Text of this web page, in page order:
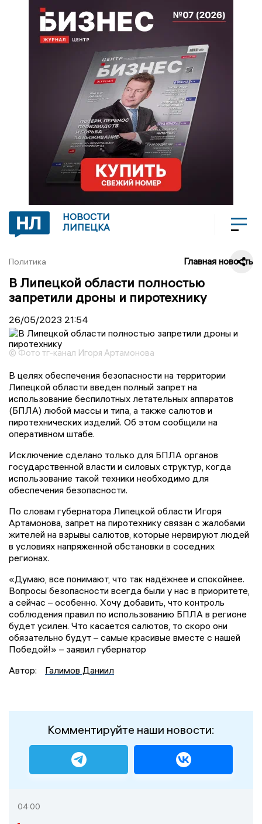
НОВОСТИ
ЛИПЕЦКА
Политика Главная новость
В Липецкой области полностью
запретили дроны и пиротехнику
26/05/2023 21:54
© Фото тг-канал Игоря Артамонова
В целях обеспечения безопасности на территории
Липецкой области введен полный запрет на
использование беспилотных летательных аппаратов
(БПЛА) любой массы и типа, а также салютов и
пиротехнических изделий. Об этом сообщили на
оперативном штабе.
Исключение сделано только для БПЛА органов
государственной власти и силовых структур, когда
использование такой техники необходимо для
обеспечения безопасности.
По словам губернатора Липецкой области Игоря
Артамонова, запрет на пиротехнику связан с жалобами
жителей на взрывы салютов, которые нервируют людей
в условиях напряженной обстановки в соседних
регионах.
«Думаю, все понимают, что так надёжнее и спокойнее.
Вопросы безопасности всегда были у нас в приоритете,
а сейчас – особенно. Хочу добавить, что контроль
соблюдения правил по использованию БПЛА в регионе
будет усилен. Что касается салютов, то скоро они
обязательно будут – самые красивые вместе с нашей
Победой!» – заявил губернатор
Автор:
Галимов Даниил
Комментируйте наши новости:
04:00